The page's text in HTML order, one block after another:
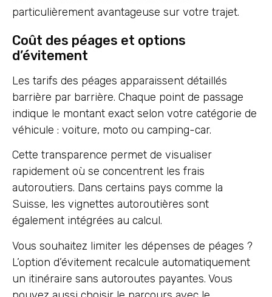
particulièrement avantageuse sur votre trajet.
Coût des péages et options
d’évitement
Les tarifs des péages apparaissent détaillés
barrière par barrière. Chaque point de passage
indique le montant exact selon votre catégorie de
véhicule : voiture, moto ou camping-car.
Cette transparence permet de visualiser
rapidement où se concentrent les frais
autoroutiers. Dans certains pays comme la
Suisse, les vignettes autoroutières sont
également intégrées au calcul.
Vous souhaitez limiter les dépenses de péages ?
L’option d’évitement recalcule automatiquement
un itinéraire sans autoroutes payantes. Vous